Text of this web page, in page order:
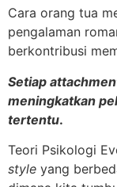
Cara orang tua
pengalaman
berkontribusi
Setiap
meningkatkan
tertentu.
Teori Psikologi
style yang